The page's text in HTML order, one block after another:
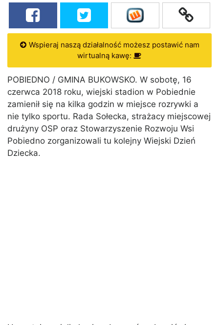
Wspieraj naszą działalność możesz postawić nam
wirtualną kawę:
POBIEDNO / GMINA BUKOWSKO. W sobotę, 16
czerwca 2018 roku, wiejski stadion w Pobiednie
zamienił się na kilka godzin w miejsce rozrywki a
nie tylko sportu. Rada Sołecka, strażacy miejscowej
drużyny OSP oraz Stowarzyszenie Rozwoju Wsi
Pobiedno zorganizowali tu kolejny Wiejski Dzień
Dziecka.